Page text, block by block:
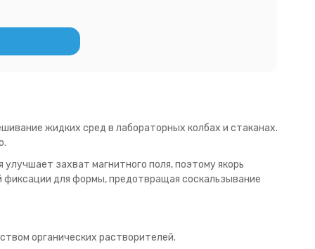
жидких сред в лабораторных колбах и стаканах.
захват магнитного поля, поэтому якорь
для формы, предотвращая соскальзывание
органических растворителей.